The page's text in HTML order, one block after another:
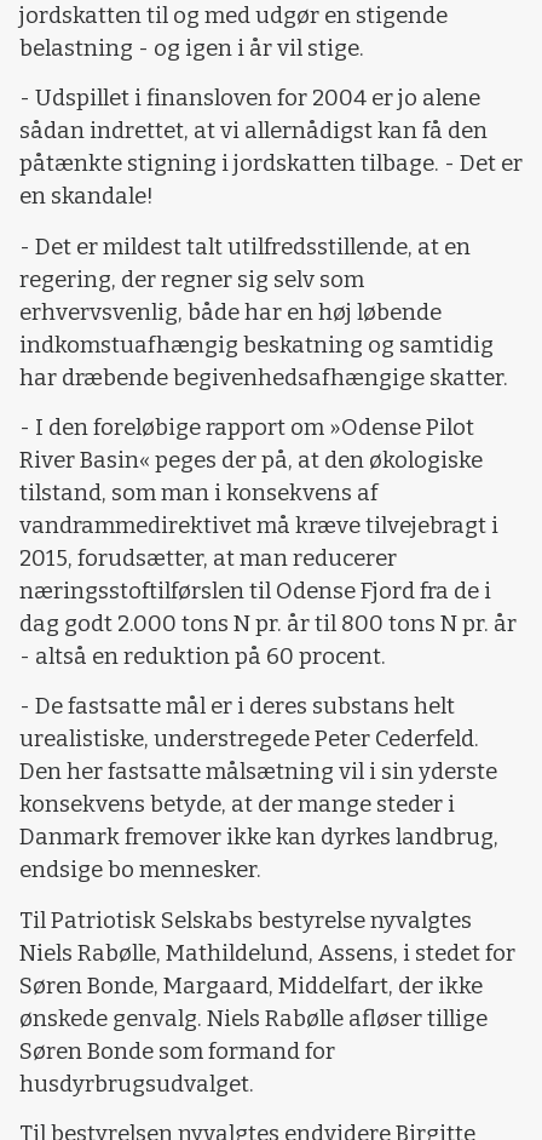
jordskatten til og med udgør en stigende
belastning - og igen i år vil stige.
- Udspillet i finansloven for 2004 er jo alene
sådan indrettet, at vi allernådigst kan få den
påtænkte stigning i jordskatten tilbage. - Det er
en skandale!
- Det er mildest talt utilfredsstillende, at en
regering, der regner sig selv som
erhvervsvenlig, både har en høj løbende
indkomstuafhængig beskatning og samtidig
har dræbende begivenhedsafhængige skatter.
- I den foreløbige rapport om »Odense Pilot
River Basin« peges der på, at den økologiske
tilstand, som man i konsekvens af
vandrammedirektivet må kræve tilvejebragt i
2015, forudsætter, at man reducerer
næringsstoftilførslen til Odense Fjord fra de i
dag godt 2.000 tons N pr. år til 800 tons N pr. år
- altså en reduktion på 60 procent.
- De fastsatte mål er i deres substans helt
urealistiske, understregede Peter Cederfeld.
Den her fastsatte målsætning vil i sin yderste
konsekvens betyde, at der mange steder i
Danmark fremover ikke kan dyrkes landbrug,
endsige bo mennesker.
Til Patriotisk Selskabs bestyrelse nyvalgtes
Niels Rabølle, Mathildelund, Assens, i stedet for
Søren Bonde, Margaard, Middelfart, der ikke
ønskede genvalg. Niels Rabølle afløser tillige
Søren Bonde som formand for
husdyrbrugsudvalget.
Til bestyrelsen nyvalgtes endvidere Birgitte